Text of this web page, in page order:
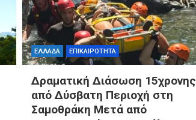
ΕΛΛΑΔΑ ΕΠΙΚΑΙΡΟΤΗΤΑ
Δραματική Διάσωση 15χρονης
από Δύσβατη Περιοχή στη
Σαμοθράκη Μετά από